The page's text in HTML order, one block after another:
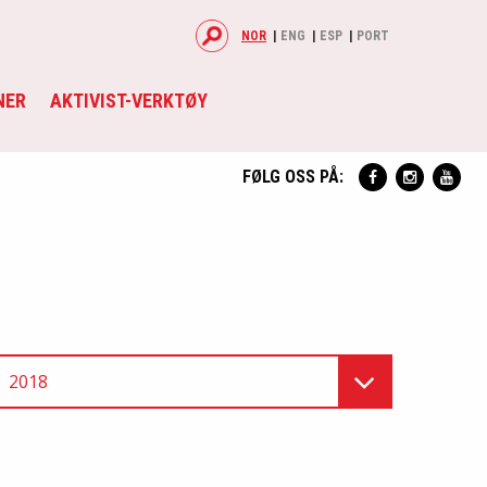
AKTIVIST-VERKTØY
NOR ENG ESP PORT
FØLG OSS PÅ:
2018